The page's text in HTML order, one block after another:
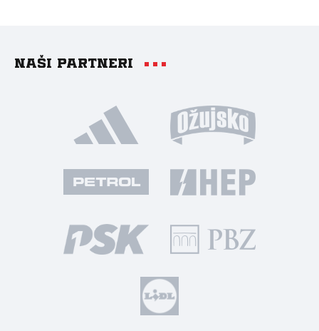
Naši partneri